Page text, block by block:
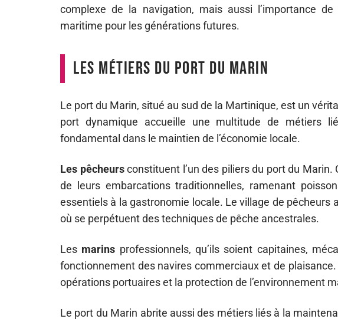
complexe de la navigation, mais aussi l’importance
maritime pour les générations futures.
Les métiers du port du Marin
Le port du Marin, situé au sud de la Martinique, est un
port dynamique accueille une multitude de métiers
fondamental dans le maintien de l’économie locale.
Les pêcheursconstituent l’un des piliers du port du Marin.
de leurs embarcations traditionnelles, ramenant
essentiels à la gastronomie locale. Le village de pêcheurs
où se perpétuent des techniques de pêche ancestrales.
Les marins professionnels, qu’ils soient capitaines,
fonctionnement des navires commerciaux et de
opérations portuaires et la protection de l’environnement
Le port du Marin abrite aussi des métiers liés à la